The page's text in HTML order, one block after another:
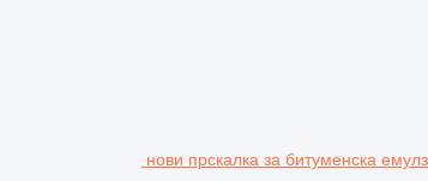
нови прскалка за битуменска